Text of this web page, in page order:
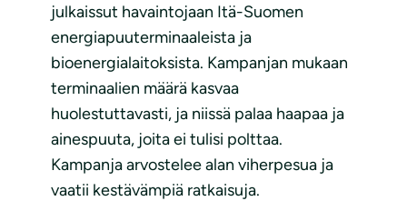
julkaissut havaintojaan Itä-Suomen
energiapuuterminaaleista ja
bioenergialaitoksista. Kampanjan mukaan
terminaalien määrä kasvaa
huolestuttavasti, ja niissä palaa haapaa ja
ainespuuta, joita ei tulisi polttaa.
Kampanja arvostelee alan viherpesua ja
vaatii kestävämpiä ratkaisuja.